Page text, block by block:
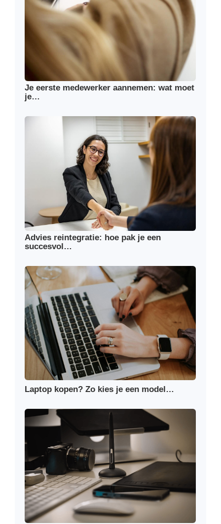
Je eerste medewerker aannemen: wat moet
je…
Advies reintegratie: hoe pak je een
succesvol…
Laptop kopen? Zo kies je een model…